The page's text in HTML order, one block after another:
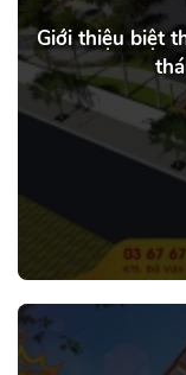
Giới thiệu biệt